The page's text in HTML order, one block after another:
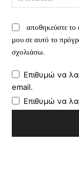
αποθηκεύστε το
μου σε αυτό το
σχολιάσω.
Επιθυμώ να
email.
Επιθυμώ να